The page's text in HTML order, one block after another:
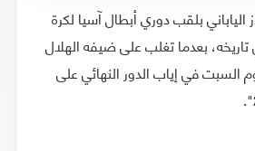
الياباني بلقب دوري أبطال آسيا لكرة
تاريخه، بعدما تغلب على ضيفه الهلال
اليوم السبت في إياب الدور النهائي على